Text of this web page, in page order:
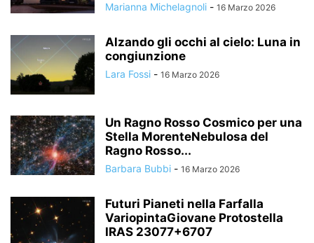
Marianna Michelagnoli - 16 Marzo 2026
Alzando gli occhi al cielo: Luna in
congiunzione
Lara Fossi - 16 Marzo 2026
Un Ragno Rosso Cosmico per una
Stella MorenteNebulosa del
Ragno Rosso...
Barbara Bubbi - 16 Marzo 2026
Futuri Pianeti nella Farfalla
VariopintaGiovane Protostella
IRAS 23077+6707